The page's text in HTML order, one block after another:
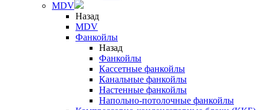
MDV
Назад
MDV
Фанкойлы
Назад
Фанкойлы
Кассетные фанкойлы
Канальные фанкойлы
Настенные фанкойлы
Напольно-потолочные фанкойлы